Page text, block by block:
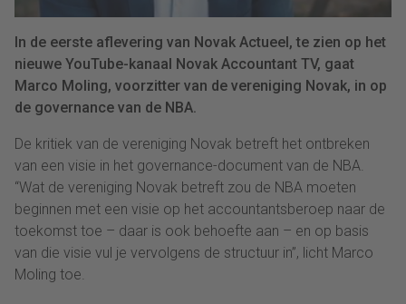
In de eerste aflevering van Novak Actueel, te zien op het
nieuwe YouTube-kanaal Novak Accountant TV, gaat
Marco Moling, voorzitter van de vereniging Novak, in op
de governance van de NBA.
De kritiek van de vereniging Novak betreft het ontbreken
van een visie in het governance-document van de NBA.
“Wat de vereniging Novak betreft zou de NBA moeten
beginnen met een visie op het accountantsberoep naar de
toekomst toe – daar is ook behoefte aan – en op basis
van die visie vul je vervolgens de structuur in”, licht Marco
Moling toe.